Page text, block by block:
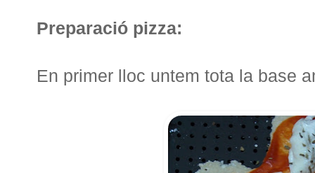
Preparació pizza:
En primer lloc untem tota la base